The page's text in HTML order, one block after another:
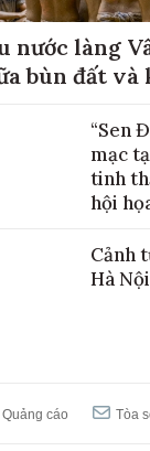
nước làng
bùn đất và
“Sen
mạc
tinh
hội
Cảnh
Hà
Quảng cáo Tòa